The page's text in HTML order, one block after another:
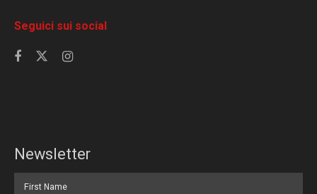
Seguici sui social
Newsletter